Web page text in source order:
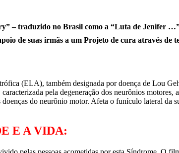
– traduzido no Brasil como a “Luta de Jenifer
de suas irmãs a um Projeto de cura através de
(ELA), também designada por doença de Lou
pela degeneração dos neurônios
do neurônio motor. Afeta o funículo lateral da
E A VIDA: